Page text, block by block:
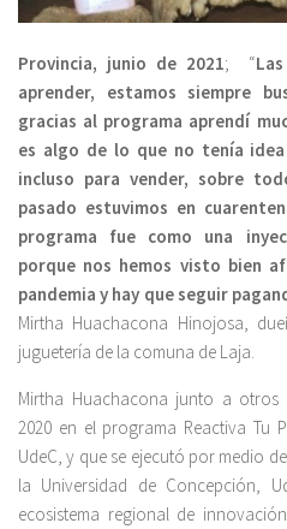
Provincia, junio de 2021; “
aprender, estamos siempre
gracias al programa aprendí
es algo de lo que no tenía
incluso para vender, sobre
pasado estuvimos en
programa fue como una
porque nos hemos visto bien
pandemia y hay que seguir
Mirtha Huachacona Hinojosa,
juguetería de la comuna de Laja.
Mirtha Huachacona junto a otros
2020 en el programa Reactiva Tu
UdeC, y que se ejecutó por medio
la Universidad de Concepción,
ecosistema regional de